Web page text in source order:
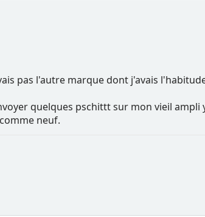
pas l'autre marque dont j'avais
quelques pschittt sur mon vieil
neuf.